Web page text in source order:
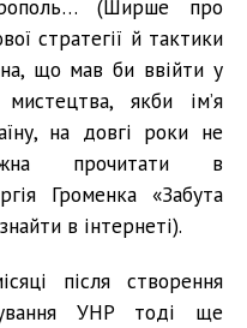
(Ширше про
стратегії й тактики
що мав би ввійти у
якби ім’я
на довгі роки не
прочитати в
Громенка «Забута
в інтернеті).
після створення
УНР тоді ще